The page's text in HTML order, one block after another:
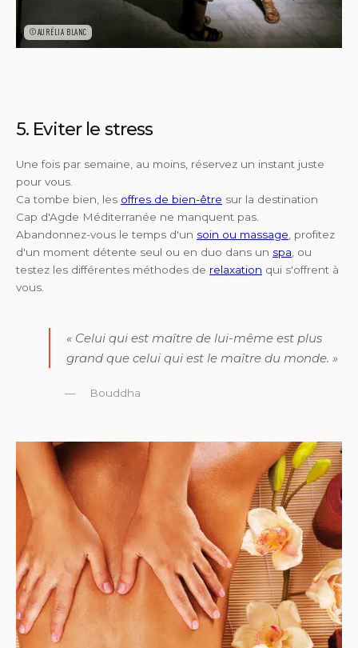
©AURÉLIA BLANC
5. Eviter le stress
Une fois par semaine, au moins, réservez un instant juste
pour vous.
Ca tombe bien, les offres de bien-être sur la destination
Cap d'Agde Méditerranée ne manquent pas.
Abandonnez-vous le temps d'un soin ou massage , profitez
d'un moment détente seul ou en duo dans un spa , ou
testez les différentes méthodes de relaxation qui s'offrent à
vous.
« Celui qui est maître de lui-même est plus
grand que celui qui est le maître du monde. »
Bouddha